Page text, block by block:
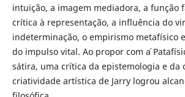
intuição, a imagem mediadora, a função
crítica à representação, a influência do
indeterminação, o empirismo metafísico
do impulso vital. Ao propor com a
sátira, uma crítica da epistemologia e da
criatividade artística de Jarry logrou